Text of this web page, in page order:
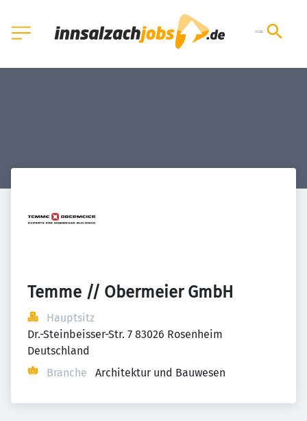
Temme // Obermeier GmbH
Hauptsitz
Dr.-Steinbeisser-Str. 7 83026 Rosenheim
Deutschland
Branche
Architektur und Bauwesen